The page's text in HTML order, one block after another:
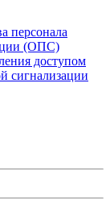
персонала
(ОПС)
доступом
сигнализации